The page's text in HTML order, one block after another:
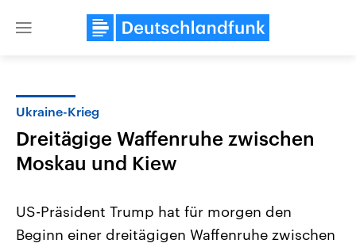
Close
Ukraine-Krieg
Dreitägige Waffenruhe zwischen
Moskau und Kiew
US-Präsident Trump hat für morgen den
Beginn einer dreitägigen Waffenruhe zwischen